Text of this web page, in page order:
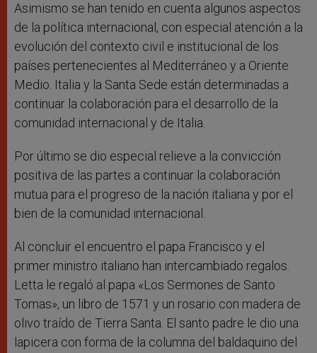
Asimismo se han tenido en cuenta algunos aspectos
de la política internacional, con especial atención a la
evolución del contexto civil e institucional de los
países pertenecientes al Mediterráneo y a Oriente
Medio. Italia y la Santa Sede están determinadas a
continuar la colaboración para el desarrollo de la
comunidad internacional y de Italia.
Por último se dio especial relieve a la convicción
positiva de las partes a continuar la colaboración
mutua para el progreso de la nación italiana y por el
bien de la comunidad internacional.
Al concluir el encuentro el papa Francisco y el
primer ministro italiano han intercambiado regalos.
Letta le regaló al papa «Los Sermones de Santo
Tomas», un libro de 1571 y un rosario con madera de
olivo traído de Tierra Santa. El santo padre le dio una
lapicera con forma de la columna del baldaquino del